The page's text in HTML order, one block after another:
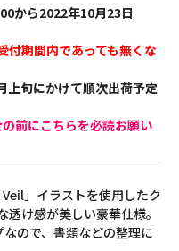
から2022年10月23日
付期間内であっても無くな
旬にかけて順次出荷予定
前にこちらを必読お願い
」イラストを使用したク
け感が美しい豪華仕様。
ので、書類などの整理に